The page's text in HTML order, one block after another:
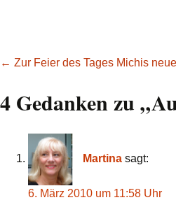
← Zur Feier des Tages Michis
4 Gedanken zu „
Martina sagt:
6. März 2010 um 11:58 Uhr